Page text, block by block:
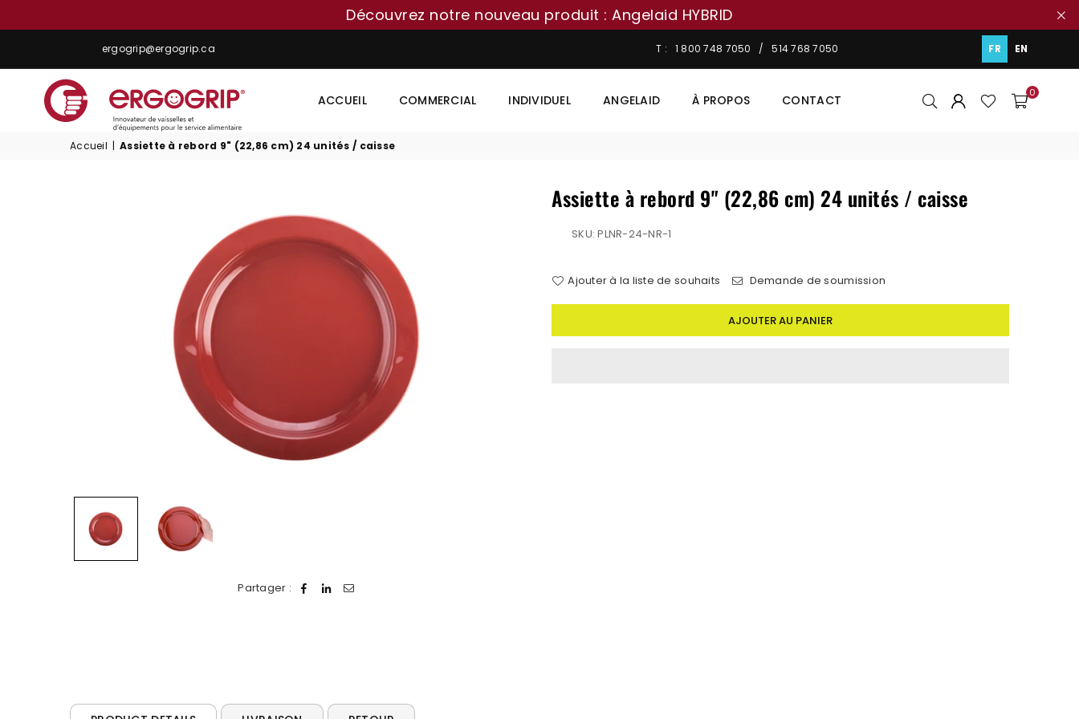
Découvrez notre nouveau produit : Angelaid HYBRID
ergogrip@ergogrip.ca T : 1 800 748 7050 / 514 768 7050 FR EN
ERGOGRIP
INC.
ACCUEIL COMMERCIAL INDIVIDUEL ANGELAID À PROPOS CONTACT 0
Accueil | Assiette à rebord 9" (22,86 cm) 24 unités / caisse
Partager :
Assiette à rebord 9" (22,86 cm) 24 unités / caisse
SKU:PLNR-24-NR-1
Ajouter à la liste de souhaits
Demande de soumission
AJOUTER AU PANIER